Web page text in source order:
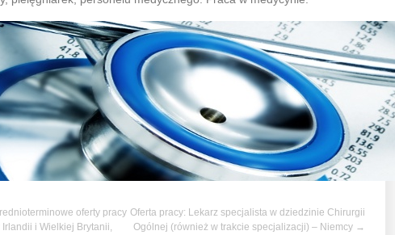
oferty pracy
i Wielkiej Brytanii,
Oferta pracy: Lekarz specjalista w dziedzinie Chirurgii
Ogólnej (również w trakcie specjalizacji) – Niemcy →